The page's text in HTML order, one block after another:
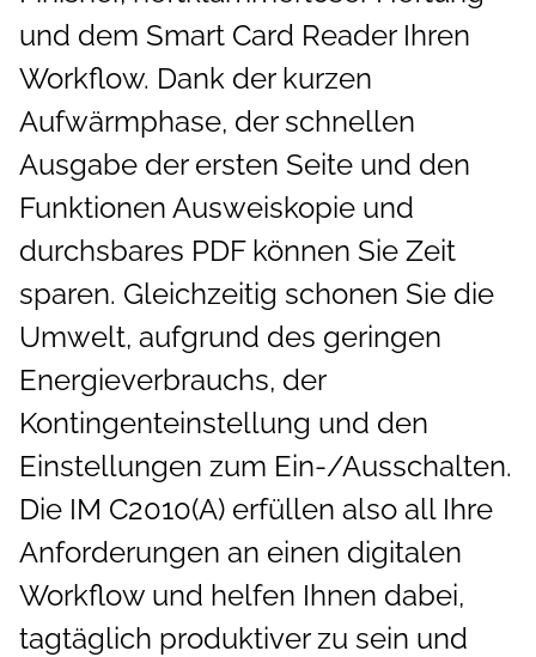
und dem Smart Card Reader Ihren
Workflow. Dank der kurzen
Aufwärmphase, der schnellen
Ausgabe der ersten Seite und den
Funktionen Ausweiskopie und
durchsbares PDF können Sie Zeit
sparen. Gleichzeitig schonen Sie die
Umwelt, aufgrund des geringen
Energieverbrauchs, der
Kontingenteinstellung und den
Einstellungen zum Ein-/Ausschalten.
Die IM C2010(A) erfüllen also all Ihre
Anforderungen an einen digitalen
Workflow und helfen Ihnen dabei,
tagtäglich produktiver zu sein und